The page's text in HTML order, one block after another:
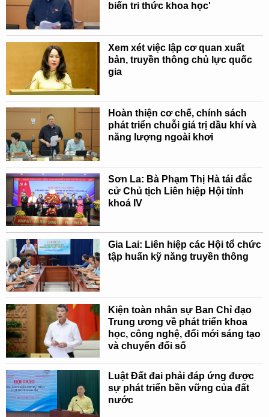
biến tri thức khoa học'
Xem xét việc lập cơ quan xuất
bản, truyền thông chủ lực quốc
gia
Hoàn thiện cơ chế, chính sách
phát triển chuỗi giá trị dầu khí và
năng lượng ngoài khơi
Sơn La: Bà Phạm Thị Hà tái đắc
cử Chủ tịch Liên hiệp Hội tỉnh
khoá IV
Gia Lai: Liên hiệp các Hội tổ chức
tập huấn kỹ năng truyền thông
Kiện toàn nhân sự Ban Chỉ đạo
Trung ương về phát triển khoa
học, công nghệ, đổi mới sáng tạo
và chuyển đổi số
Luật Đất đai phải đáp ứng được
sự phát triển bền vững của đất
nước